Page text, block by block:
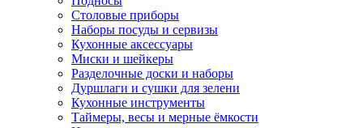
Столовые приборы
Наборы посуды и сервизы
Кухонные аксессуары
Миски и шейкеры
Разделочные доски и наборы
Дуршлаги и сушки для зелени
Кухонные инструменты
Таймеры, весы и мерные ёмкости